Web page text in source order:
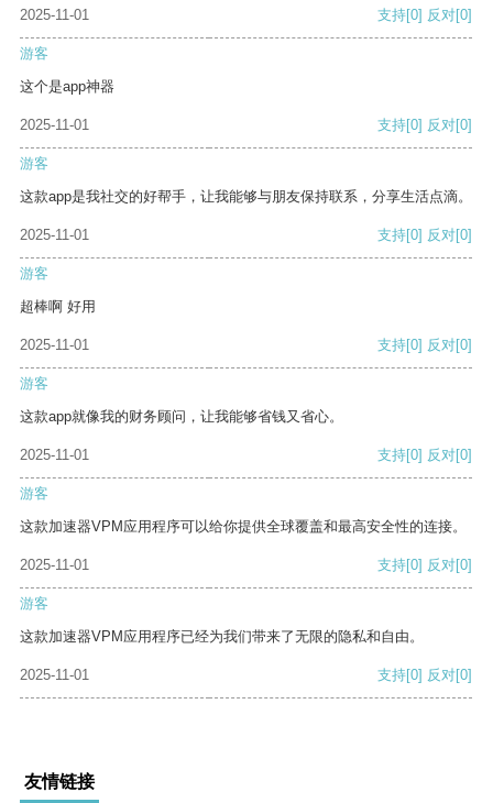
2025-11-01
支持[0] 反对[0]
游客
这个是app神器
2025-11-01 支持[0] 反对[0]
游客
这款app是我社交的好帮手，让我能够与朋友保持联系，分享生活点滴。
2025-11-01 支持[0] 反对[0]
游客
超棒啊 好用
2025-11-01 支持[0] 反对[0]
游客
这款app就像我的财务顾问，让我能够省钱又省心。
2025-11-01 支持[0] 反对[0]
游客
这款加速器VPM应用程序可以给你提供全球覆盖和最高安全性的连接。
2025-11-01 支持[0] 反对[0]
游客
这款加速器VPM应用程序已经为我们带来了无限的隐私和自由。
2025-11-01 支持[0] 反对[0]
友情链接